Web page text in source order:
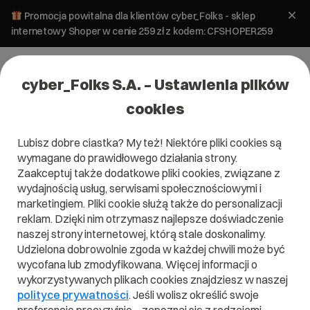
Promocja powitalna dla klientów cyber_Folks - sklep
internetowy Shoper w cenie 259 zł z kodem: CFSHOPER259
Pomoc»Poczta»Co oznacza listowanie mojego adresu IP
na RBL?
Co oznacza listowanie mojego
adresu IP na RBL?
Poczta
Bezpieczeństwo
poczty
Najczęstsze błędy
cyber_Folks S.A. – Ustawienia plików
cookies
Lubisz dobre ciastka? My też! Niektóre pliki cookies są
wymagane do prawidłowego działania strony.
Zaakceptuj także dodatkowe pliki cookies, związane z
wydajnością usług, serwisami społecznościowymi i
marketingiem. Pliki cookie służą także do personalizacji
reklam. Dzięki nim otrzymasz najlepsze doświadczenie
naszej strony internetowej, którą stale doskonalimy.
Udzielona dobrowolnie zgoda w każdej chwili może być
wycofana lub zmodyfikowana. Więcej informacji o
wykorzystywanych plikach cookies znajdziesz w naszej
polityce prywatności. Jeśli wolisz określić swoje